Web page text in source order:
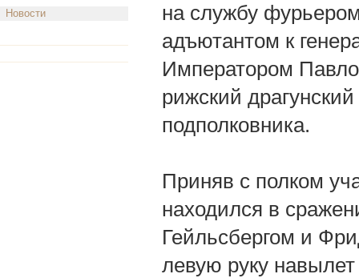
Новости
на службу
адъютантом к
Императором
рижский
подполковника.
Приняв с полком
находился в
Гейльсбергом и
левую руку